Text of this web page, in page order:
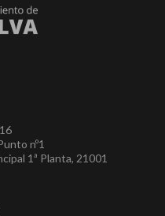
nº1
1ª Planta, 21001